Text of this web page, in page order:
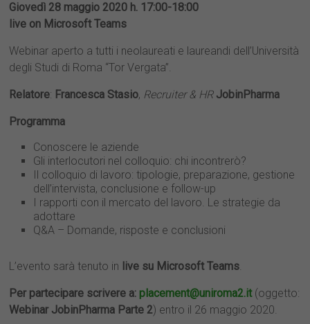
Giovedì 28 maggio 2020 h. 17:00-18:00
live on Microsoft Teams
Webinar aperto a tutti i neolaureati e laureandi dell’Università
degli Studi di Roma “Tor Vergata”.
Relatore: Francesca Stasio, Recruiter & HR JobinPharma
Programma
Conoscere le aziende
Gli interlocutori nel colloquio: chi incontrerò?
Il colloquio di lavoro: tipologie, preparazione, gestione
dell’intervista, conclusione e follow-up
I rapporti con il mercato del lavoro. Le strategie da
adottare
Q&A – Domande, risposte e conclusioni
L’evento sarà tenuto in live su Microsoft Teams.
Per partecipare scrivere a: placement@uniroma2.it(oggetto:
Webinar JobinPharma Parte 2) entro il 26 maggio 2020.